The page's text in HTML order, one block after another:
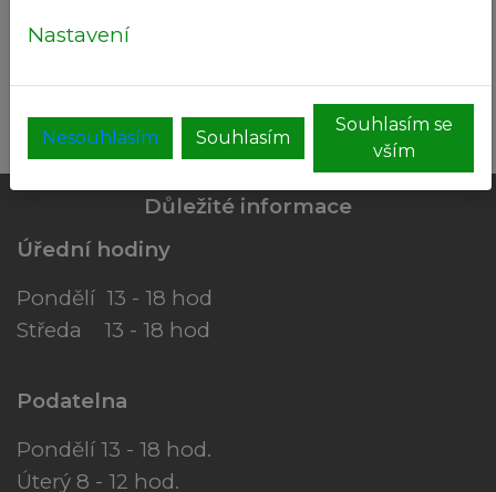
Důležité informace
Úřední hodiny
Pondělí 13 - 18 hod
Středa 13 - 18 hod
Podatelna
Pondělí 13 - 18 hod.
Úterý 8 - 12 hod.
Nastavení
Nesouhlasím Souhlasím
Souhlasím se
vším